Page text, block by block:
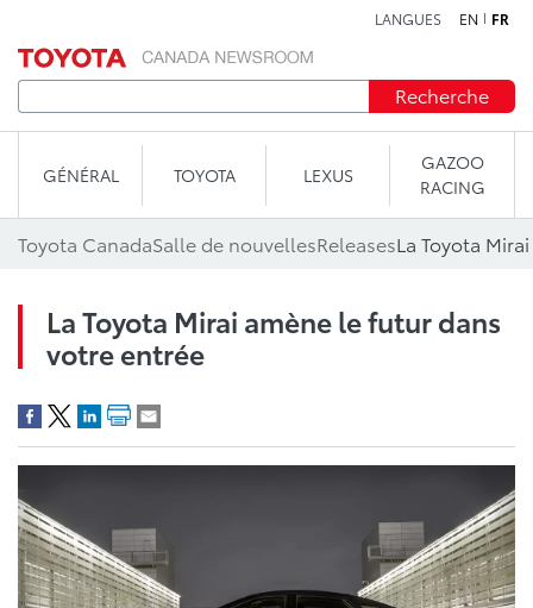
LANGUES EN FR
Recherche
GÉNÉRAL TOYOTA LEXUS
GAZOO
RACING
Toyota CanadaSalle de nouvellesReleasesLa Toyota
La Toyota Mirai amène le futur dans
votre entrée